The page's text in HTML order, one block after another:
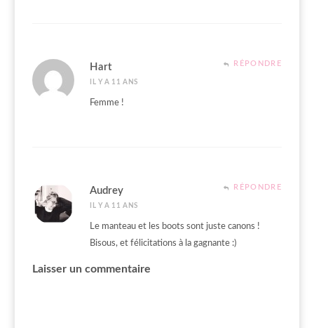
Hart
IL Y A 11 ANS
RÉPONDRE
Femme !
Audrey
IL Y A 11 ANS
RÉPONDRE
Le manteau et les boots sont juste canons !
Bisous, et félicitations à la gagnante :)
Laisser un commentaire